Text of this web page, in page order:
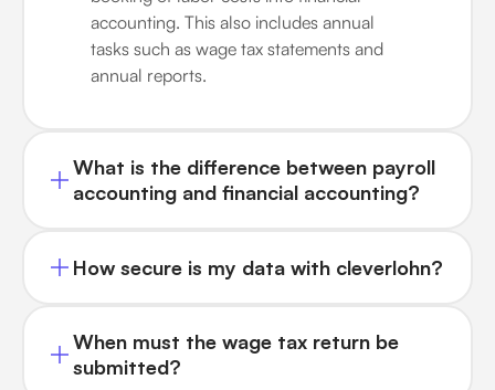
accounting. This also includes annual
tasks such as wage tax statements and
annual reports.
What is the difference between payroll
accounting and financial accounting?
How secure is my data with cleverlohn?
When must the wage tax return be
submitted?